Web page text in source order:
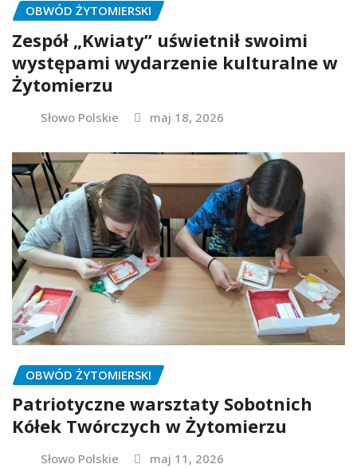
OBWÓD ŻYTOMIERSKI
Zespół „Kwiaty” uświetnił swoimi
występami wydarzenie kulturalne w
Żytomierzu
Słowo Polskie maj 18, 2026
OBWÓD ŻYTOMIERSKI
Patriotyczne warsztaty Sobotnich
Kółek Twórczych w Żytomierzu
Słowo Polskie maj 11, 2026